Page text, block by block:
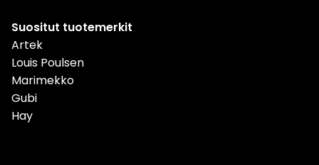
Suositut tuotemerkit
Artek
Louis Poulsen
Marimekko
Gubi
Hay